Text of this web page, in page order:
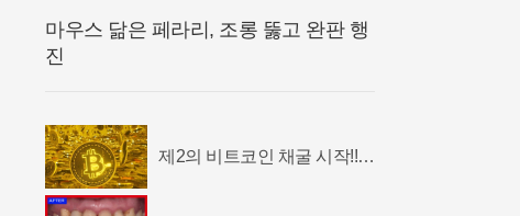
마우스 닮은 페라리, 조롱 뚫고 완판 행
진
제2의 비트코인 채굴 시작!!